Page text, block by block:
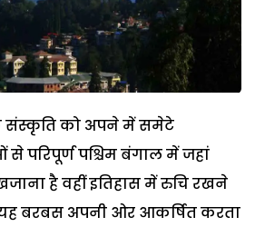
संस्कृति को अपने में समेटे
से परिपूर्ण पश्चिम बंगाल में जहां
है वहीं इतिहास में रुचि रखने
बरबस अपनी ओर आकर्षित करता